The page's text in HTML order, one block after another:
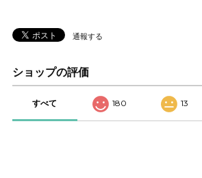
通報する
ショップの評価
すべて 180 13